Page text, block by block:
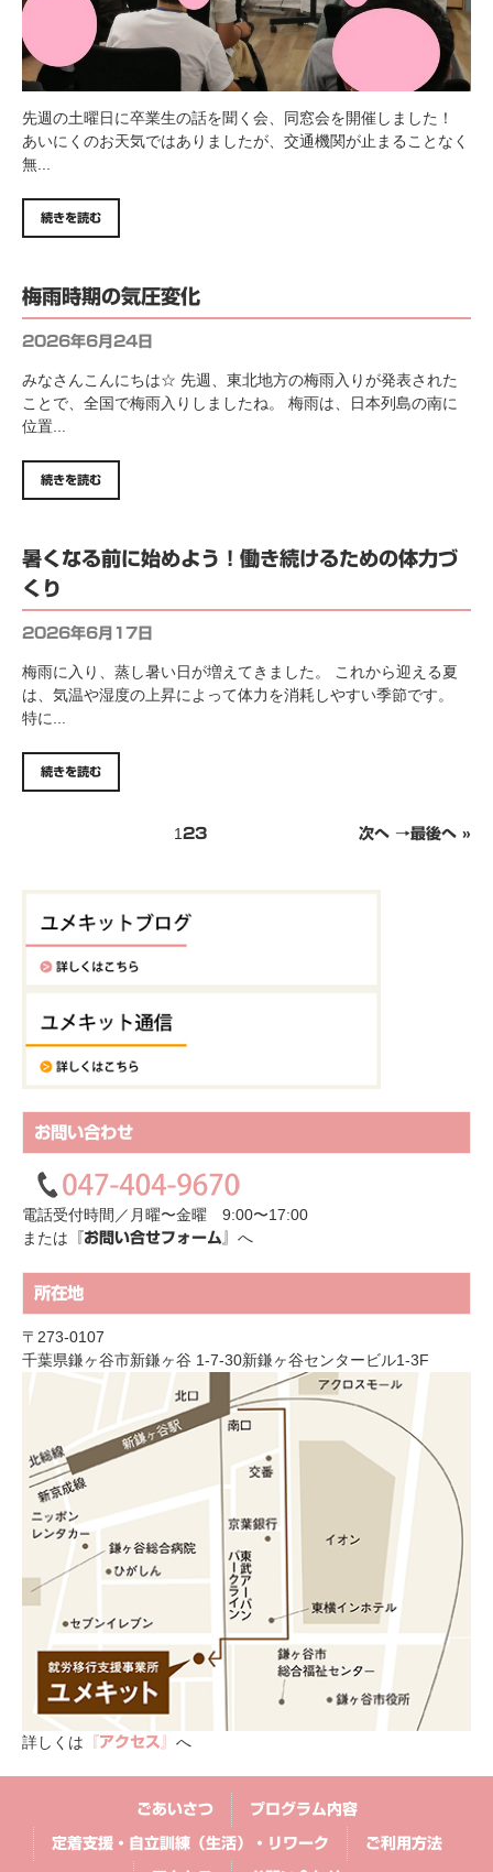
先週の土曜日に卒業生の話を聞く会、同窓会を開催しました！
あいにくのお天気ではありましたが、交通機関が止まることなく
無...
続きを読む
梅雨時期の気圧変化
2026年6月24日
みなさんこんにちは☆ 先週、東北地方の梅雨入りが発表された
ことで、全国で梅雨入りしましたね。 梅雨は、日本列島の南に
位置...
続きを読む
暑くなる前に始めよう！働き続けるための体力づ
くり
2026年6月17日
梅雨に入り、蒸し暑い日が増えてきました。 これから迎える夏
は、気温や湿度の上昇によって体力を消耗しやすい季節です。
特に...
続きを読む
1 23 次へ →最後へ »
お問い合わせ
電話受付時間／月曜〜金曜 9:00〜17:00
または 『お問い合せフォーム』 へ
所在地
〒273-0107
千葉県鎌ヶ谷市新鎌ヶ谷 1-7-30新鎌ヶ谷センタービル1-3F
詳しくは 『アクセス』 へ
ごあいさつ プログラム内容
定着支援・自立訓練（生活）・リワーク ご利用方法